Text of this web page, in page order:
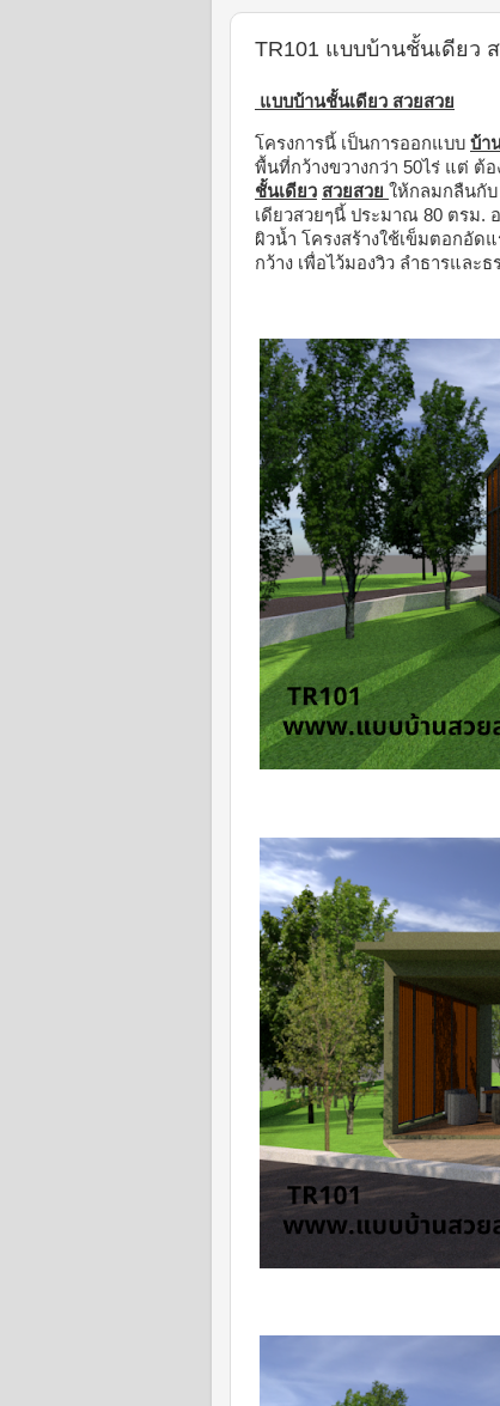
TR101 แบบบ้านชั้นเดียว
แบบบ้านชั้นเดียว สวยสวย
โครงการนี้ เป็นการออกแบบ บ้า
พื้นที่กว้างขวางกว่า 50ไร่ แต่ ต้
ชั้นเดียว สวยสวย ให้กลมกลืนกั
เดียวสวยๆนี้ ประมาณ 80 ตรม.
ผิวน้ำ โครงสร้างใช้เข็มตอกอัด
กว้าง เพื่อไว้มองวิว ลำธารและ